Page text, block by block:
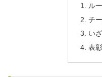
ル
チ
い
表